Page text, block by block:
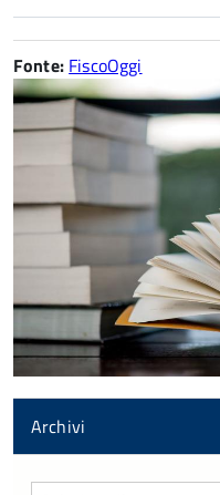
Fonte: FiscoOggi
Archivi